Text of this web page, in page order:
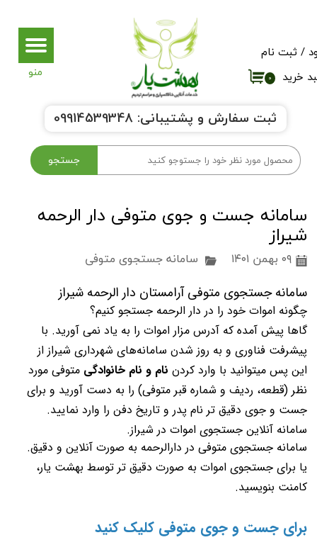
جستجو
۰ خرید
/ ثبت نام
تغییر گذر واژه
خروج از حساب کاربری
ثبت سفارش و پشتیبانی: 09914539348
سامانه جست و جوی متوفی دار الرحمه
شیراز
۰۹ بهمن ۱۴۰۱
سامانه جستجوی متوفی
سامانه جستجوی متوفی آرامستان دار الرحمه شیراز
چگونه اموات خود را در دار الرحمه جستجو کنیم؟
گاها پیش آمده که آدرس مزار اموات را به یاد نمی آورید. با
پیشرفت فناوری و به روز شدن سامانه‌های شهرداری شیراز از
این پس میتوانید با وارد کردن نام و نام خانوادگی متوفی مورد
نظر (قطعه، ردیف و شماره قبر متوفی) را به دست آورید و برای
جست و جوی دقیق تر نام پدر و تاریخ دفن را وارد نمایید.
سامانه آنلاین جستجوی اموات در شیراز.
سامانه جستجوی متوفی در دارالرحمه به صورت آنلاین و دقیق.
یا برای جستجوی اموات به صورت دقیق تر توسط بهشت یار،
کامنت بنویسید.
برای جست و جوی متوفی کلیک کنید